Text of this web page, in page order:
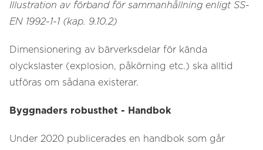
Illustration av förband för sammanhållning enligt SS-
EN 1992-1-1 (kap. 9.10.2)
Dimensionering av bärverksdelar för kända
olyckslaster (explosion, påkörning etc.) ska alltid
utföras om sådana existerar.
Byggnaders robusthet - Handbok
Under 2020 publicerades en handbok som går